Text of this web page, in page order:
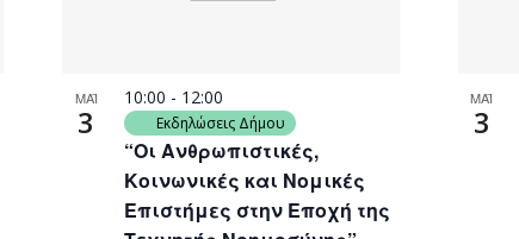
ΜΑΪ
3
“Οι Ανθρωπιστικές,
Κοινωνικές και Νομικές
Επιστήμες στην Εποχή της
10:00 - 12:00
Εκδηλώσεις Δήμου
ΜΑΪ
3